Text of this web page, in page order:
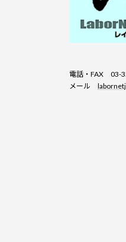
電話・FAX 03-
メール